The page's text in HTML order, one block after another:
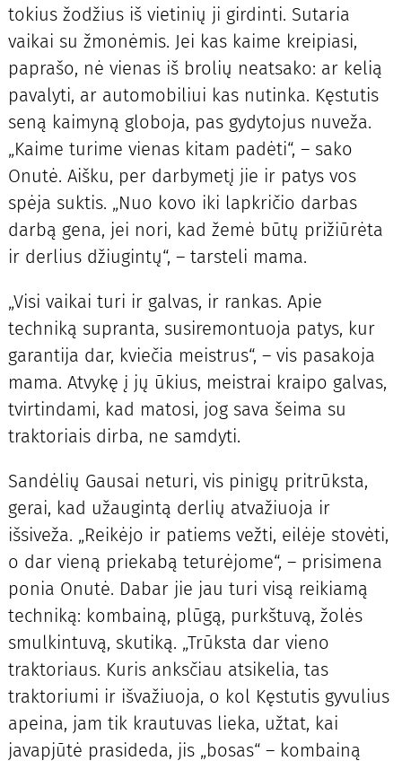
tokius žodžius iš vietinių ji girdinti. Sutaria
vaikai su žmonėmis. Jei kas kaime kreipiasi,
paprašo, nė vienas iš brolių neatsako: ar kelią
pavalyti, ar automobiliui kas nutinka. Kęstutis
seną kaimyną globoja, pas gydytojus nuveža.
„Kaime turime vienas kitam padėti“, – sako
Onutė. Aišku, per darbymetį jie ir patys vos
spėja suktis. „Nuo kovo iki lapkričio darbas
darbą gena, jei nori, kad žemė būtų prižiūrėta
ir derlius džiugintų“, – tarsteli mama.
„Visi vaikai turi ir galvas, ir rankas. Apie
techniką supranta, susiremontuoja patys, kur
garantija dar, kviečia meistrus“, – vis pasakoja
mama. Atvykę į jų ūkius, meistrai kraipo galvas,
tvirtindami, kad matosi, jog sava šeima su
traktoriais dirba, ne samdyti.
Sandėlių Gausai neturi, vis pinigų pritrūksta,
gerai, kad užaugintą derlių atvažiuoja ir
išsiveža. „Reikėjo ir patiems vežti, eilėje stovėti,
o dar vieną priekabą teturėjome“, – prisimena
ponia Onutė. Dabar jie jau turi visą reikiamą
techniką: kombainą, plūgą, purkštuvą, žolės
smulkintuvą, skutiką. „Trūksta dar vieno
traktoriaus. Kuris anksčiau atsikelia, tas
traktoriumi ir išvažiuoja, o kol Kęstutis gyvulius
apeina, jam tik krautuvas lieka, užtat, kai
javapjūtė prasideda, jis „bosas“ – kombainą